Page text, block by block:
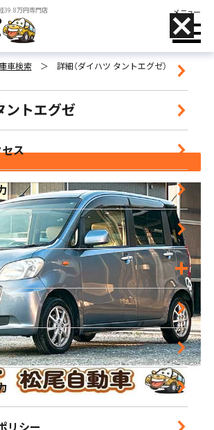
39.8万円専門店 メニュー
セス
リシー
舗名をタップすることで、
小郡店
時間｜9:30-18:30 定休日｜毎週水曜日
朝倉店
時間｜10:00-17:00 定休日｜毎週水曜日
宮崎店
時間｜10:00-18:30 定休日｜毎週水曜日
鹿児島店
時間｜10:00-16:00 定休日｜毎週水曜日
車検索＞ 詳細（ダイハツ タントエグゼ）
ントエグゼ